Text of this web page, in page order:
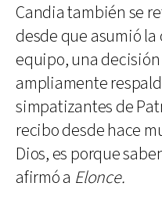
Candia también se
desde que asumió
equipo, una
ampliamente
simpatizantes de
recibo desde hace
Dios, es porque
afirmó a Elonce.